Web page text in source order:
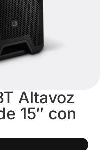
Altavoz
15″ con